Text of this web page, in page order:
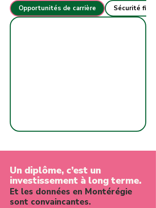
Opportunités de carrière Sécurité
Un diplôme, c’est un
investissement à long terme.
Et les données en Montérégie
sont convaincantes.